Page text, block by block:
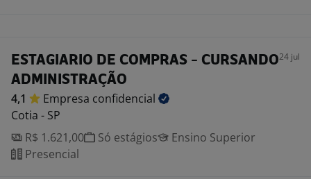
ESTAGIARIO DE COMPRAS - CURSANDO
ADMINISTRAÇÃO
24 jul
4,1 Empresa confidencial
Cotia - SP
R$ 1.621,00
Só estágios
Ensino Superior
Presencial